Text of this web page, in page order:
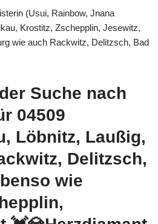
(Usui, Rainbow, Jnana
Krostitz, Zschepplin, Jesewitz,
wie auch Rackwitz, Delitzsch, Bad
Suche nach
04509
Löbnitz, Laußig,
Delitzsch,
wie